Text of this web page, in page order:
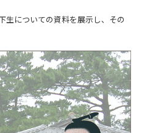
生についての資料を展示し、その